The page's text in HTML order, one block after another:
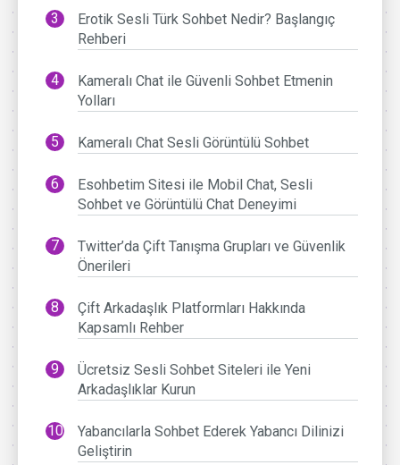
Erotik Sesli Türk Sohbet Nedir? Başlangıç
Rehberi
Kameralı Chat ile Güvenli Sohbet Etmenin
Yolları
Kameralı Chat Sesli Görüntülü Sohbet
Esohbetim Sitesi ile Mobil Chat, Sesli
Sohbet ve Görüntülü Chat Deneyimi
Twitter’da Çift Tanışma Grupları ve Güvenlik
Önerileri
Çift Arkadaşlık Platformları Hakkında
Kapsamlı Rehber
Ücretsiz Sesli Sohbet Siteleri ile Yeni
Arkadaşlıklar Kurun
Yabancılarla Sohbet Ederek Yabancı Dilinizi
Geliştirin